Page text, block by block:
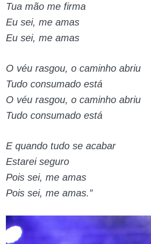
Tua mão me firma
Eu sei, me amas
Eu sei, me amas
O véu rasgou, o caminho abriu
Tudo consumado está
O véu rasgou, o caminho abriu
Tudo consumado está
E quando tudo se acabar
Estarei seguro
Pois sei, me amas
Pois sei, me amas.”